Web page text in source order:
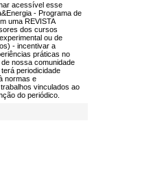
acessível esse
- Programa de
uma REVISTA
dos cursos
ou de
- incentivar a
práticas no
nossa comunidade
periodicidade
normas e
vinculados ao
do periódico.